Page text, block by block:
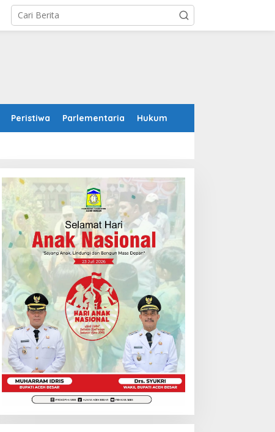
Peristiwa Parlementaria Hukum